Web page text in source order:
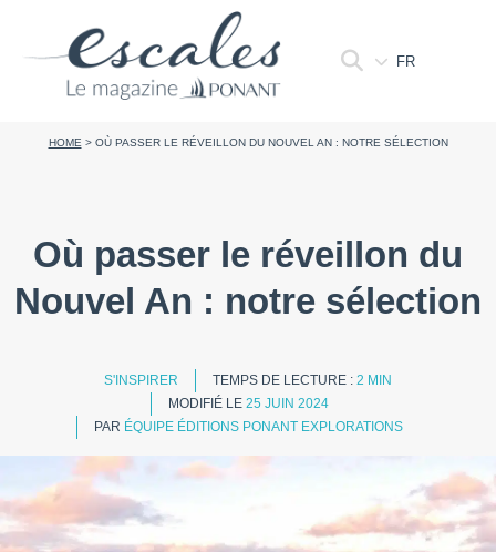
FR
HOME > OÙ PASSER LE RÉVEILLON DU NOUVEL AN : NOTRE SÉLECTION
Où passer le réveillon du
Nouvel An : notre sélection
S'INSPIRER TEMPS DE LECTURE : 2 MIN
MODIFIÉ LE 25 JUIN 2024
PAR ÉQUIPE ÉDITIONS PONANT EXPLORATIONS